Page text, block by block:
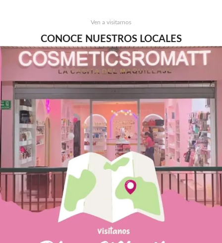
Ven a visitarnos
CONOCE NUESTROS LOCALES